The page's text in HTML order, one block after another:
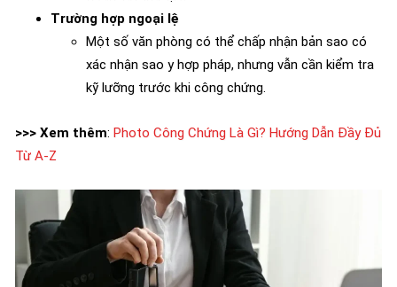
Trường hợp ngoại lệ
Một số văn phòng có thể chấp nhận bản sao có
xác nhận sao y hợp pháp, nhưng vẫn cần kiểm tra
kỹ lưỡng trước khi công chứng.
>>> Xem thêm: Photo Công Chứng Là Gì? Hướng Dẫn Đầy Đủ
Từ A-Z